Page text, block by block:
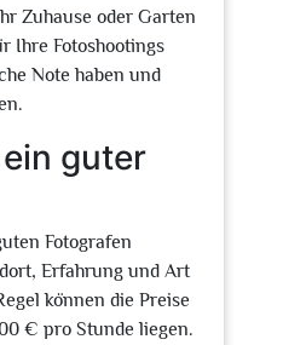
Zuhause oder Garten
Ihre Fotoshootings
Note haben und
guter
Fotografen
Erfahrung und Art
können die Preise
€ pro Stunde liegen.